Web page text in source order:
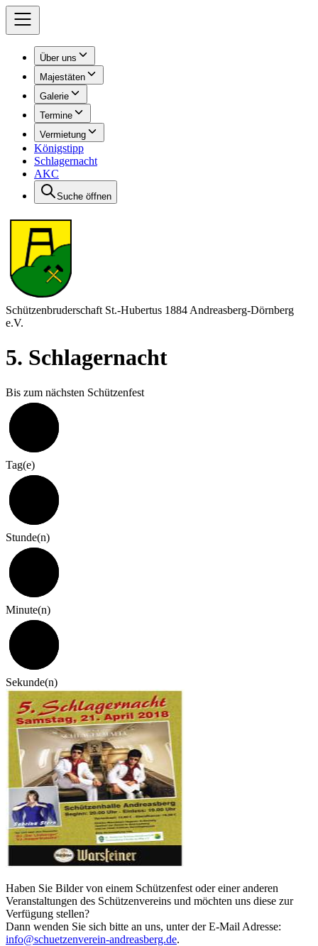
Über uns
Majestäten
Galerie
Termine
Vermietung
Königstipp
Schlagernacht
AKC
Suche öffnen
Schützenbruderschaft St.-Hubertus 1884 Andreasberg-Dörnberg
e.V.
5. Schlagernacht
Bis zum nächsten Schützenfest
Tag(e)
Stunde(n)
Minute(n)
Sekunde(n)
Haben Sie Bilder von einem Schützenfest oder einer anderen
Veranstaltungen des Schützenvereins und möchten uns diese zur
Verfügung stellen?
Dann wenden Sie sich bitte an uns, unter der E-Mail Adresse:
info@schuetzenverein-andreasberg.de.